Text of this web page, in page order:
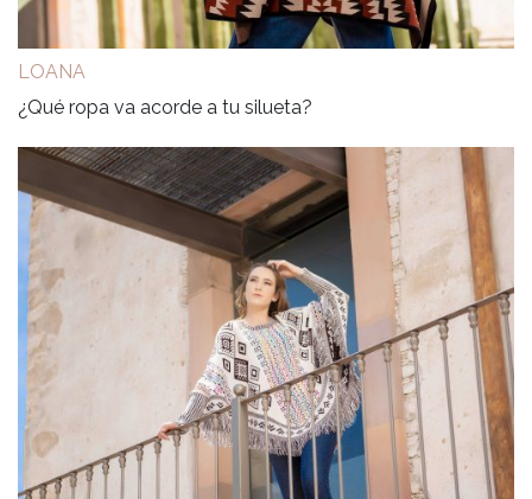
LOANA
¿Qué ropa va acorde a tu silueta?